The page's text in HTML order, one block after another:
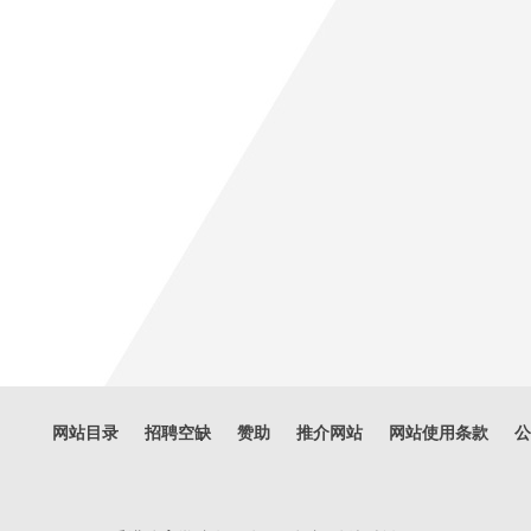
网站目录 招聘空缺 赞助 推介网站 网站使用条款